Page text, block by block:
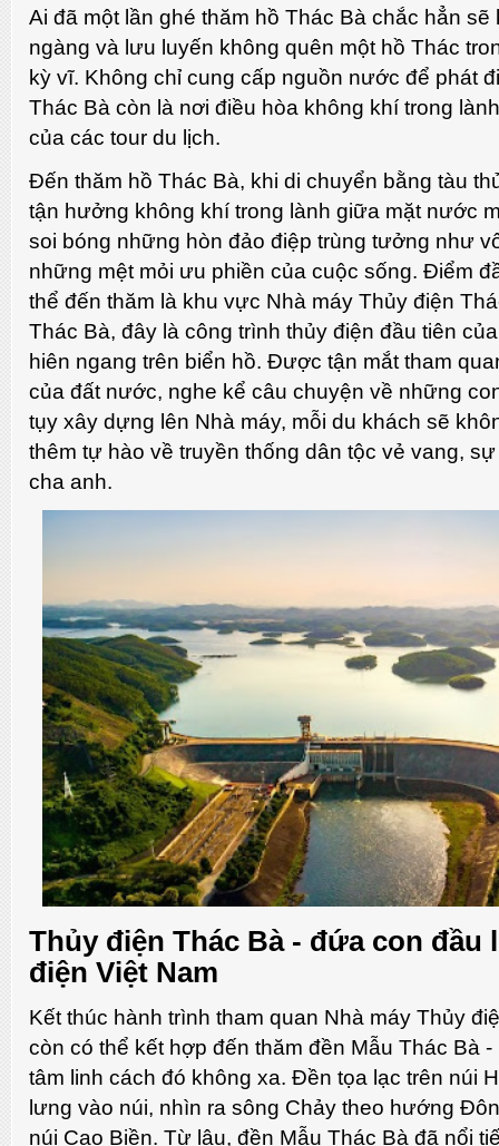
Ai đã một lần ghé thăm hồ Thác Bà chắc hẳn
ngàng và lưu luyến không quên một hồ Thác
kỳ vĩ. Không chỉ cung cấp nguồn nước để phát
Thác Bà còn là nơi điều hòa không khí trong
của các tour du lịch.
Đến thăm hồ Thác Bà, khi di chuyển bằng tàu
tận hưởng không khí trong lành giữa mặt nước
soi bóng những hòn đảo điệp trùng tưởng như
những mệt mỏi ưu phiền của cuộc sống. Điểm
thể đến thăm là khu vực Nhà máy Thủy điện
Thác Bà, đây là công trình thủy điện đầu tiên
hiên ngang trên biển hồ. Được tận mắt tham
của đất nước, nghe kể câu chuyện về những
tụy xây dựng lên Nhà máy, mỗi du khách sẽ
thêm tự hào về truyền thống dân tộc vẻ vang,
cha anh.
Thủy điện Thác Bà - đứa con đầu
điện Việt Nam
Kết thúc hành trình tham quan Nhà máy Thủy
còn có thể kết hợp đến thăm đền Mẫu Thác Bà
tâm linh cách đó không xa. Đền tọa lạc trên núi
lưng vào núi, nhìn ra sông Chảy theo hướng
núi Cao Biền. Từ lâu, đền Mẫu Thác Bà đã nổi